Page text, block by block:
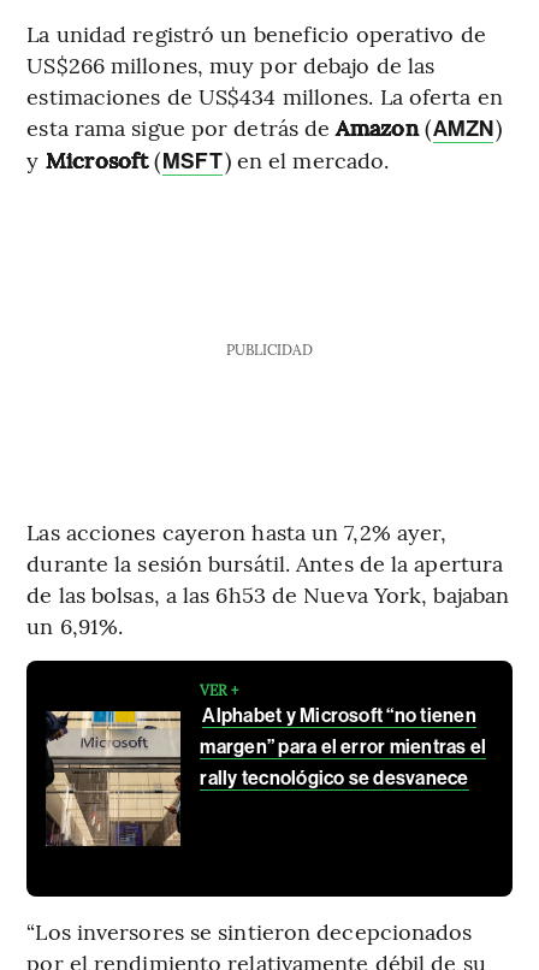
La unidad registró un beneficio operativo de
US$266 millones, muy por debajo de las
estimaciones de US$434 millones. La oferta en
esta rama sigue por detrás deAmazon(AMZN)
y Microsoft(MSFT) en el mercado.
PUBLICIDAD
Las acciones cayeron hasta un 7,2% ayer,
durante la sesión bursátil. Antes de la apertura
de las bolsas, a las 6h53 de Nueva York, bajaban
un 6,91%.
VER +
Alphabet y Microsoft “no tienen
margen” para el error mientras el
rally tecnológico se desvanece
“Los inversores se sintieron decepcionados
por el rendimiento relativamente débil de su